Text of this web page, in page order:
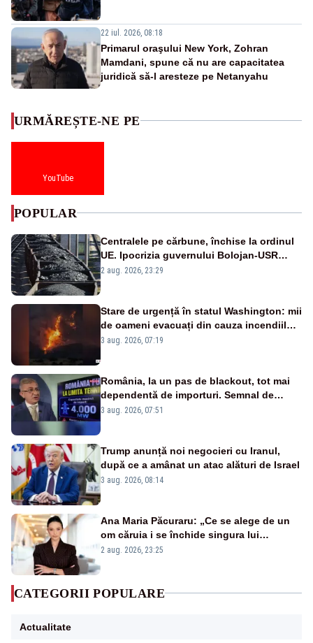
22 iul. 2026, 08:18
Primarul oraşului New York, Zohran
Mamdani, spune că nu are capacitatea
juridică să-l aresteze pe Netanyahu
URMĂREȘTE-NE PE
YouTube
POPULAR
Centralele pe cărbune, închise la ordinul
UE. Ipocrizia guvernului Bolojan-USR
după starea de alertă
2 aug. 2026, 23:29
Stare de urgență în statul Washington: mii
de oameni evacuați din cauza incendiilor
puternice de vegetație
3 aug. 2026, 07:19
România, la un pas de blackout, tot mai
dependentă de importuri. Semnal de
alarmă tras de un expert în energie
3 aug. 2026, 07:51
Trump anunță noi negocieri cu Iranul,
după ce a amânat un atac alături de Israel
3 aug. 2026, 08:14
Ana Maria Păcuraru: „Ce se alege de un
om căruia i se închide singura lui
portiță?”
2 aug. 2026, 23:25
CATEGORII POPULARE
Actualitate